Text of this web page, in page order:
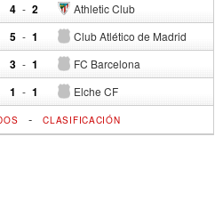
4 - Athletic Club
2
5 - Club Atlético de Madrid
1
3 - FC Barcelona
1
1 - Elche CF
1
-CLASIFICACIÓN